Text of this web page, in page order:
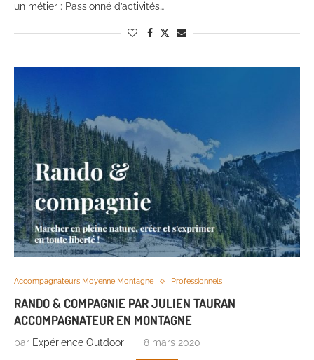
un métier : Passionné d’activités…
Accompagnateurs Moyenne Montagne Professionnels
RANDO & COMPAGNIE PAR JULIEN TAURAN
ACCOMPAGNATEUR EN MONTAGNE
par Expérience Outdoor 8 mars 2020